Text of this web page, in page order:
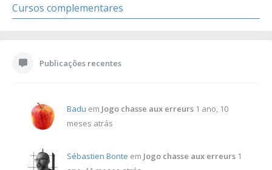
Cursos complementares
Publicações recentes
Badu em Jogo chasse aux erreurs 1 ano, 10
meses atrás
Sébastien Bonte em Jogo chasse aux erreurs 1